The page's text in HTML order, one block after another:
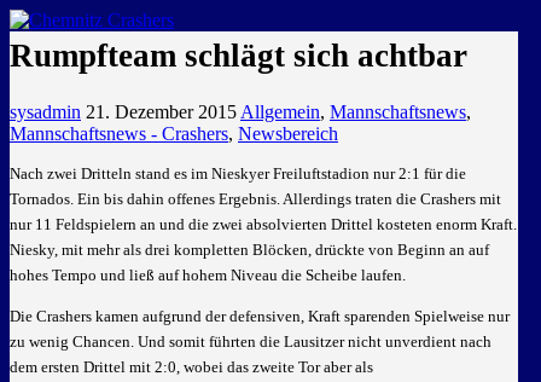
GEMEINSAM EINE LEIDENSCHAFT
Rumpfteam schlägt sich achtbar
sysadmin 21. Dezember 2015 Allgemein, Mannschaftsnews,
Mannschaftsnews - Crashers, Newsbereich
Nach zwei Dritteln stand es im Nieskyer Freiluftstadion nur 2:1 für die
Tornados. Ein bis dahin offenes Ergebnis. Allerdings traten die Crashers mit
nur 11 Feldspielern an und die zwei absolvierten Drittel kosteten enorm Kraft.
Niesky, mit mehr als drei kompletten Blöcken, drückte von Beginn an auf
hohes Tempo und ließ auf hohem Niveau die Scheibe laufen.
Die Crashers kamen aufgrund der defensiven, Kraft sparenden Spielweise nur
zu wenig Chancen. Und somit führten die Lausitzer nicht unverdient nach
dem ersten Drittel mit 2:0, wobei das zweite Tor aber als